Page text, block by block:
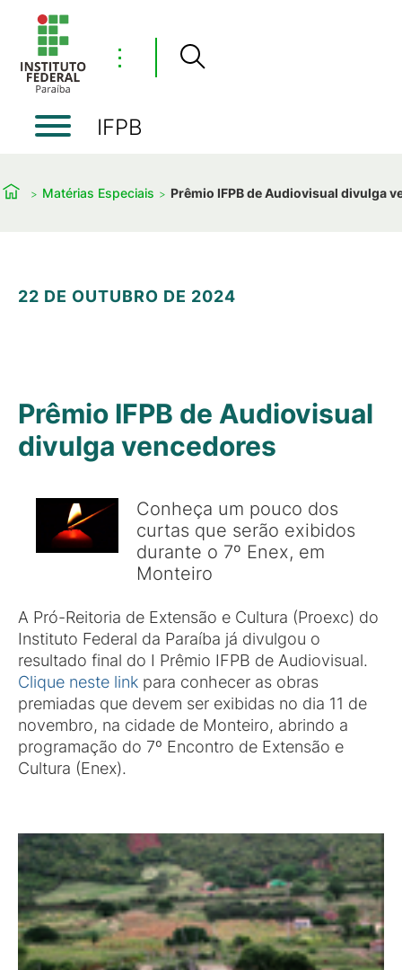
⋮
IFPB
Matérias Especiais Prêmio IFPB de Audiovisual divulga
22 DE OUTUBRO DE 2024
Prêmio IFPB de Audiovisual
divulga vencedores
Conheça um pouco dos
curtas que serão exibidos
durante o 7º Enex, em
Monteiro
A Pró-Reitoria de Extensão e Cultura (Proexc) do
Instituto Federal da Paraíba já divulgou o
resultado final do I Prêmio IFPB de Audiovisual.
Clique neste link para conhecer as obras
premiadas que devem ser exibidas no dia 11 de
novembro, na cidade de Monteiro, abrindo a
programação do 7º Encontro de Extensão e
Cultura (Enex).